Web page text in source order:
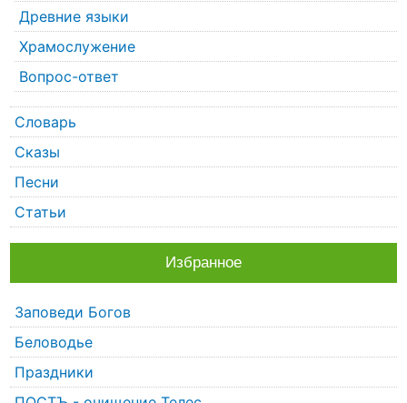
Древние языки
Храмослужение
Вопрос-ответ
Словарь
Сказы
Песни
Статьи
Избранное
Заповеди Богов
Беловодье
Праздники